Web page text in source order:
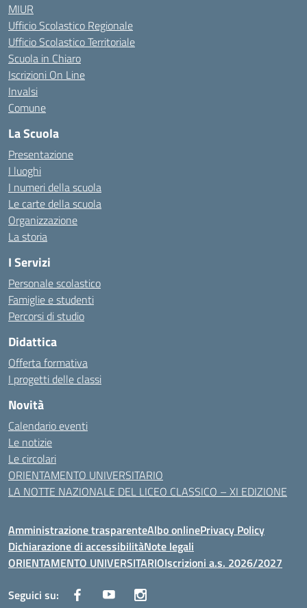
MIUR
Ufficio Scolastico Regionale
Ufficio Scolastico Territoriale
Scuola in Chiaro
Iscrizioni On Line
Invalsi
Comune
La Scuola
Presentazione
I luoghi
I numeri della scuola
Le carte della scuola
Organizzazione
La storia
I Servizi
Personale scolastico
Famiglie e studenti
Percorsi di studio
Didattica
Offerta formativa
I progetti delle classi
Novità
Calendario eventi
Le notizie
Le circolari
ORIENTAMENTO UNIVERSITARIO
LA NOTTE NAZIONALE DEL LICEO CLASSICO – XI EDIZIONE
Amministrazione trasparenteAlbo onlinePrivacy Policy
Dichiarazione di accessibilitàNote legali
ORIENTAMENTO UNIVERSITARIOIscrizioni a.s. 2026/2027
Seguici su: